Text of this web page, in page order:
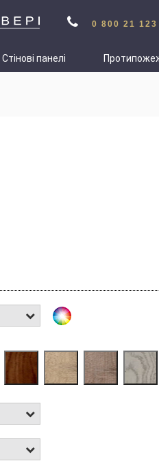
0 800 21 123
Стінові панелі